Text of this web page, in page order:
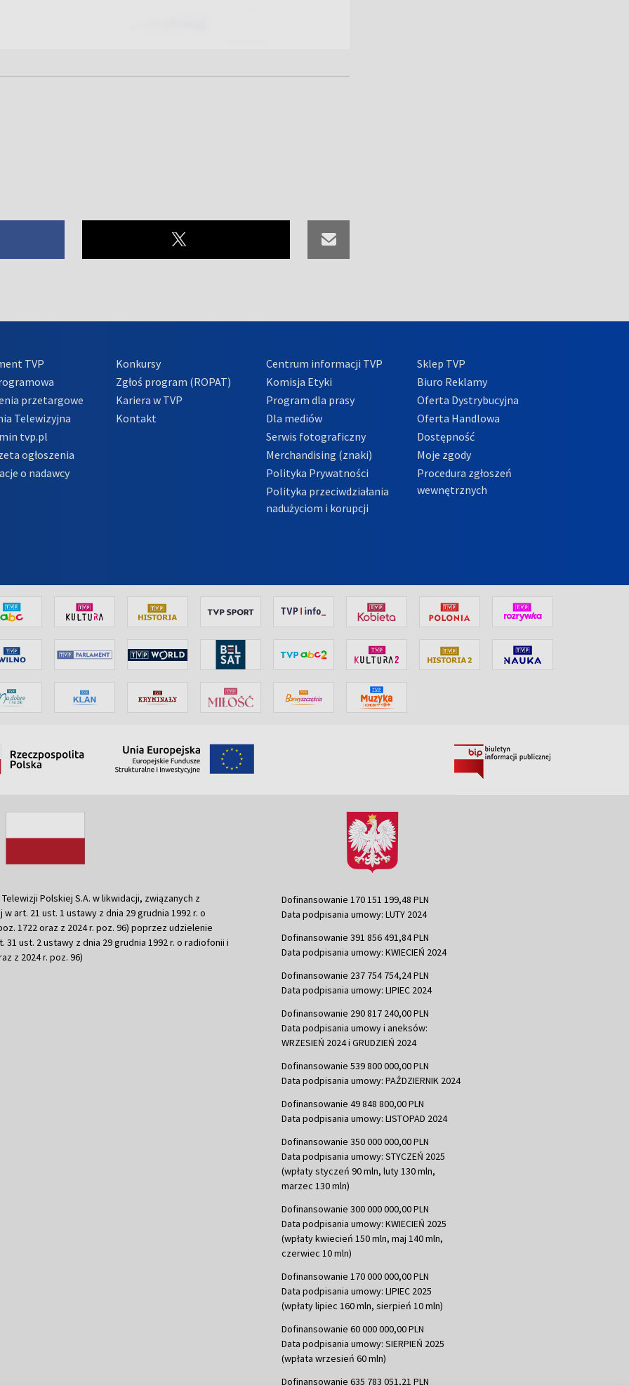
TVP
przetargowe
Telewizyjna
tvp.pl
ogłoszenia
o nadawcy
Konkursy
Zgłoś program (ROPAT)
Kariera w TVP
Kontakt
Centrum informacji TVP
Komisja Etyki
Program dla prasy
Dla mediów
Serwis fotograficzny
Merchandising (znaki)
Polityka Prywatności
Polityka przeciwdziałania
nadużyciom i korupcji
Sklep TVP
Biuro Reklamy
Oferta Dystrybucyjna
Oferta Handlowa
Dostępność
Moje zgody
Procedura zgłoszeń
wewnętrznych
Polskiej S.A. w likwidacji, związanych z
art. 21 ust. 1 ustawy z dnia 29 grudnia 1992 r. o
1722 oraz z 2024 r. poz. 96) poprzez udzielenie
ust. 2 ustawy z dnia 29 grudnia 1992 r. o radiofonii i
z 2024 r. poz. 96)
Dofinansowanie 170 151 199,48 PLN
Data podpisania umowy: LUTY 2024
Dofinansowanie 391 856 491,84 PLN
Data podpisania umowy: KWIECIEŃ 2024
Dofinansowanie 237 754 754,24 PLN
Data podpisania umowy: LIPIEC 2024
Dofinansowanie 290 817 240,00 PLN
Data podpisania umowy i aneksów:
WRZESIEŃ 2024 i GRUDZIEŃ 2024
Dofinansowanie 539 800 000,00 PLN
Data podpisania umowy: PAŹDZIERNIK 2024
Dofinansowanie 49 848 800,00 PLN
Data podpisania umowy: LISTOPAD 2024
Dofinansowanie 350 000 000,00 PLN
Data podpisania umowy: STYCZEŃ 2025
(wpłaty styczeń 90 mln, luty 130 mln,
marzec 130 mln)
Dofinansowanie 300 000 000,00 PLN
Data podpisania umowy: KWIECIEŃ 2025
(wpłaty kwiecień 150 mln, maj 140 mln,
czerwiec 10 mln)
Dofinansowanie 170 000 000,00 PLN
Data podpisania umowy: LIPIEC 2025
(wpłaty lipiec 160 mln, sierpień 10 mln)
Dofinansowanie 60 000 000,00 PLN
Data podpisania umowy: SIERPIEŃ 2025
(wpłata wrzesień 60 mln)
Dofinansowanie 635 783 051,21 PLN